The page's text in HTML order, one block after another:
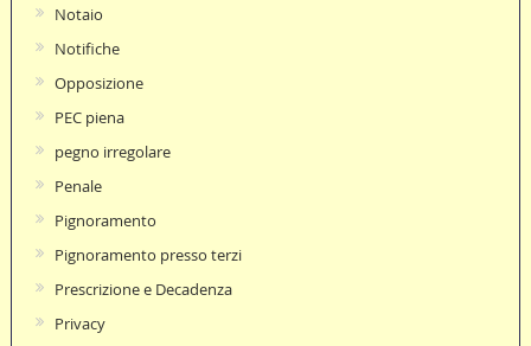
Notaio
Notifiche
Opposizione
PEC piena
pegno irregolare
Penale
Pignoramento
Pignoramento presso terzi
Prescrizione e Decadenza
Privacy